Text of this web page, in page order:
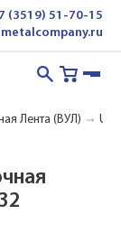
(3519) 51-70-15
Лента (ВУЛ)